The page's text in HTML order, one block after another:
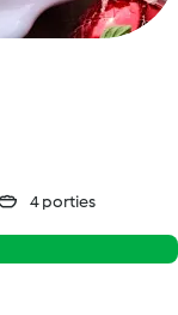
4 porties